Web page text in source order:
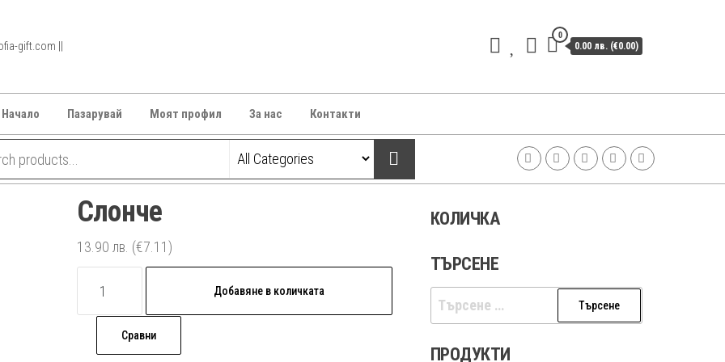
gift.com ||
0
0.00 лв. (€0.00)
Начало Пазарувай Моят профил За нас Контакти
Слонче
13.90 лв. (€7.11)
Слонче
Добавяне в количката
Сравни
КОЛИЧКА
ТЪРСЕНЕ
Търсене
за:
ПРОДУКТИ